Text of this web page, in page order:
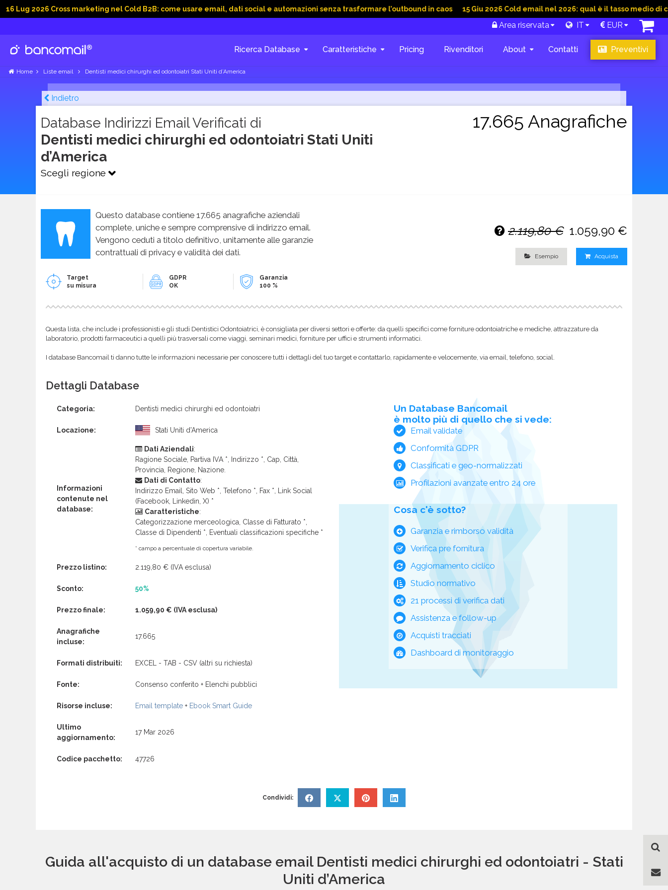
Cross marketing nel Cold B2B: come usare email, dati social e automazioni senza trasformare l’outbound in caos 15 Giu 2026 Cold email nel 2026: qual è il tasso medio di
Area riservata IT EUR
Ricerca Database Caratteristiche Pricing Rivenditori About Contatti Preventivi
Home Liste email Dentisti medici chirurghi ed odontoiatri Stati Uniti d’America
Indietro
Database Indirizzi Email Verificati di
Dentisti medici chirurghi ed odontoiatri Stati Uniti
d’America
Scegli regione
17.665 Anagrafiche
Questo database contiene 17.665 anagrafiche aziendali
complete, uniche e sempre comprensive di indirizzo email.
Vengono ceduti a titolo definitivo, unitamente alle garanzie
contrattuali di privacy e validità dei dati.
Target
su misura
GDPR
OK
Garanzia
100 %
2.119,80 € 1.059,90 €
Esempio Acquista
Questa lista, che include i professionisti e gli studi Dentistici Odontoiatrici, è consigliata per diversi settori e offerte: da quelli specifici come forniture odontoiatriche e mediche, attrazzature da
laboratorio, prodotti farmaceutici a quelli più trasversali come viaggi, seminari medici, forniture per uffici e strumenti informatici.
I database Bancomail ti danno tutte le informazioni necessarie per conoscere tutti i dettagli del tuo target e contattarlo, rapidamente e velocemente, via email, telefono, social.
Dettagli Database
Categoria: Dentisti medici chirurghi ed odontoiatri
Locazione: Stati Uniti d’America
Informazioni
contenute nel
database:
Dati Aziendali:
Ragione Sociale, Partiva IVA *, Indirizzo *, Cap, Città,
Provincia, Regione, Nazione.
Dati di Contatto:
Indirizzo Email, Sito Web *, Telefono *, Fax *, Link Social
(Facebook, Linkedin, X) *
Caratteristiche:
Categorizzazione merceologica, Classe di Fatturato *,
Classe di Dipendenti *, Eventuali classificazioni specifiche *
* campo a percentuale di copertura variabile.
Prezzo listino: 2.119,80 € (IVA esclusa)
Sconto: 50%
Prezzo finale: 1.059,90 € (IVA esclusa)
Anagrafiche
incluse:
17.665
Formati distribuiti: EXCEL - TAB - CSV (altri su richiesta)
Fonte: Consenso conferito + Elenchi pubblici
Risorse incluse: Email template + Ebook Smart Guide
Ultimo
aggiornamento:
17 Mar 2026
Codice pacchetto: 47726
Un Database Bancomail
è molto più di quello che si vede:
Email validate
Conformità GDPR
Classificati e geo-normalizzati
Profilazioni avanzate entro 24 ore
Cosa c'è sotto?
Garanzia e rimborso validità
Verifica pre fornitura
Aggiornamento ciclico
Studio normativo
21 processi di verifica dati
Assistenza e follow-up
Acquisti tracciati
Dashboard di monitoraggio
Condividi:
Guida all'acquisto di un database email Dentisti medici chirurghi ed odontoiatri - Stati
Uniti d’America